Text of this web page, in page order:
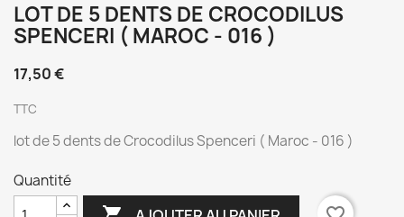
LOT DE 5 DENTS DE CROCODILUS
SPENCERI ( MAROC - 016 )
17,50 €
TTC
lot de 5 dents de Crocodilus Spenceri ( Maroc - 016 )
Quantité